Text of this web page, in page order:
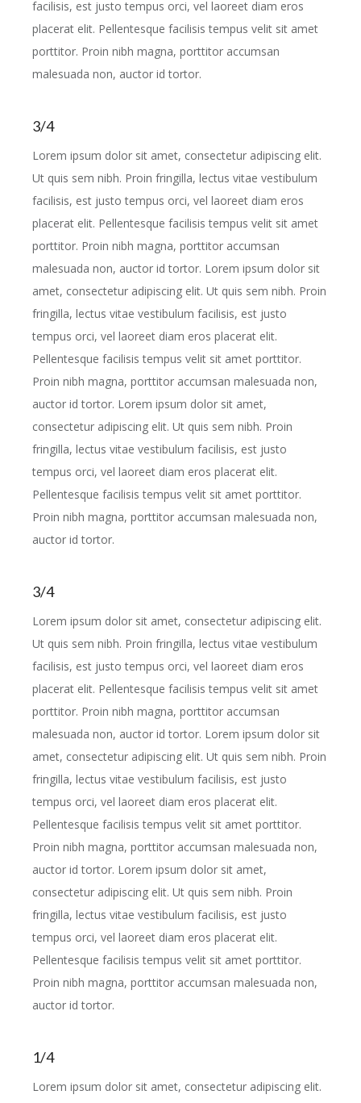
facilisis, est justo tempus orci, vel laoreet diam eros
placerat elit. Pellentesque facilisis tempus velit sit amet
porttitor. Proin nibh magna, porttitor accumsan
malesuada non, auctor id tortor.
3/4
Lorem ipsum dolor sit amet, consectetur adipiscing elit.
Ut quis sem nibh. Proin fringilla, lectus vitae vestibulum
facilisis, est justo tempus orci, vel laoreet diam eros
placerat elit. Pellentesque facilisis tempus velit sit amet
porttitor. Proin nibh magna, porttitor accumsan
malesuada non, auctor id tortor. Lorem ipsum dolor sit
amet, consectetur adipiscing elit. Ut quis sem nibh. Proin
fringilla, lectus vitae vestibulum facilisis, est justo
tempus orci, vel laoreet diam eros placerat elit.
Pellentesque facilisis tempus velit sit amet porttitor.
Proin nibh magna, porttitor accumsan malesuada non,
auctor id tortor. Lorem ipsum dolor sit amet,
consectetur adipiscing elit. Ut quis sem nibh. Proin
fringilla, lectus vitae vestibulum facilisis, est justo
tempus orci, vel laoreet diam eros placerat elit.
Pellentesque facilisis tempus velit sit amet porttitor.
Proin nibh magna, porttitor accumsan malesuada non,
auctor id tortor.
3/4
Lorem ipsum dolor sit amet, consectetur adipiscing elit.
Ut quis sem nibh. Proin fringilla, lectus vitae vestibulum
facilisis, est justo tempus orci, vel laoreet diam eros
placerat elit. Pellentesque facilisis tempus velit sit amet
porttitor. Proin nibh magna, porttitor accumsan
malesuada non, auctor id tortor. Lorem ipsum dolor sit
amet, consectetur adipiscing elit. Ut quis sem nibh. Proin
fringilla, lectus vitae vestibulum facilisis, est justo
tempus orci, vel laoreet diam eros placerat elit.
Pellentesque facilisis tempus velit sit amet porttitor.
Proin nibh magna, porttitor accumsan malesuada non,
auctor id tortor. Lorem ipsum dolor sit amet,
consectetur adipiscing elit. Ut quis sem nibh. Proin
fringilla, lectus vitae vestibulum facilisis, est justo
tempus orci, vel laoreet diam eros placerat elit.
Pellentesque facilisis tempus velit sit amet porttitor.
Proin nibh magna, porttitor accumsan malesuada non,
auctor id tortor.
1/4
Lorem ipsum dolor sit amet, consectetur adipiscing elit.